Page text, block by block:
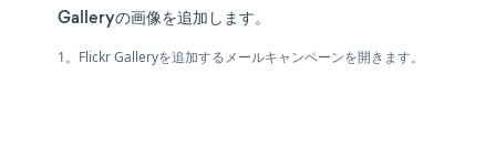
Galleryの画像を追加します。
1。Flickr Galleryを追加するメールキャンペーンを開きます。